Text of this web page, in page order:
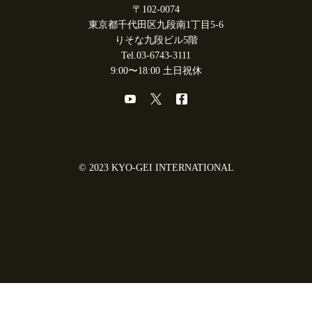
〒102-0074
東京都千代田区九段南1丁目5-6
りそな九段ビル5階
Tel.03-6743-3111
9:00〜18:00 土日祝休
© 2023 KYO-GEI INTERNATIONAL